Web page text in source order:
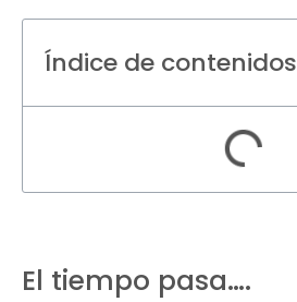
Índice de contenidos
El tiempo pasa….